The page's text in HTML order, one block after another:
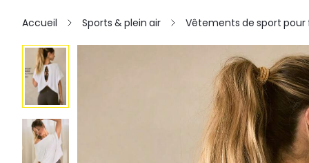
Accueil Sports & plein air Vêtements de sport